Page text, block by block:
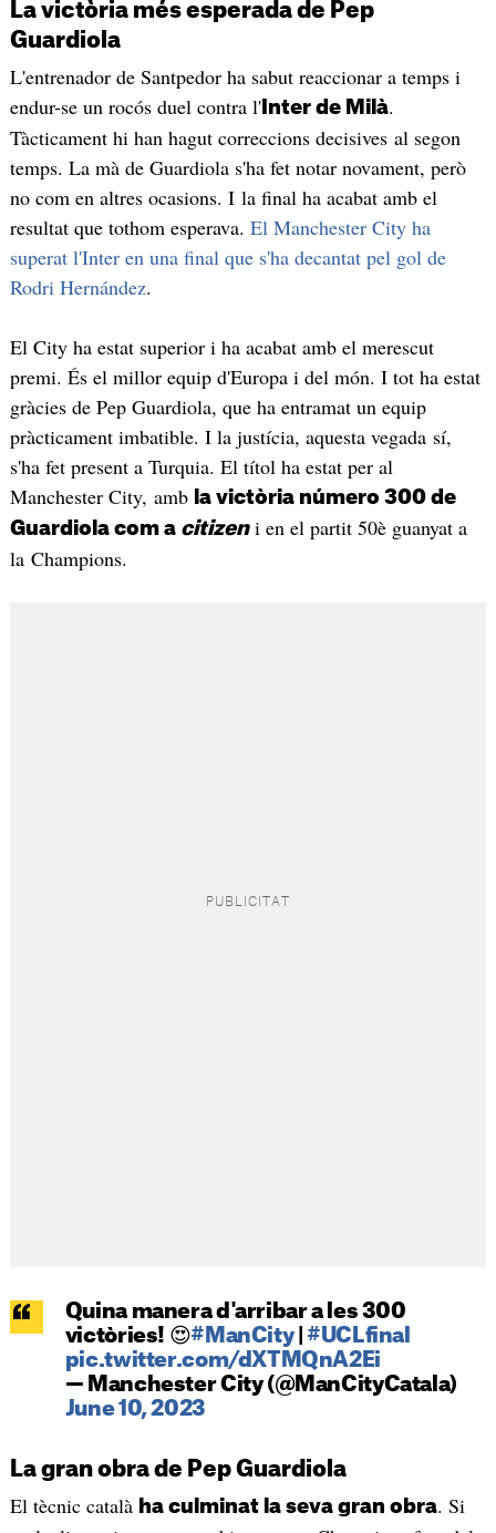
La victòria més esperada de Pep
Guardiola
L'entrenador de Santpedor ha sabut reaccionar a temps i
endur-se un rocós duel contra l'Inter de Milà.
Tàcticament hi han hagut correccions decisives al segon
temps. La mà de Guardiola s'ha fet notar novament, però
no com en altres ocasions. I la final ha acabat amb el
resultat que tothom esperava. El Manchester City ha
superat l'Inter en una final que s'ha decantat pel gol de
Rodri Hernández.
El City ha estat superior i ha acabat amb el merescut
premi. És el millor equip d'Europa i del món. I tot ha estat
gràcies de Pep Guardiola, que ha entramat un equip
pràcticament imbatible. I la justícia, aquesta vegada sí,
s'ha fet present a Turquia. El títol ha estat per al
Manchester City, amb la victòria número 300 de
Guardiola com a citizeni en el partit 50è guanyat a
la Champions.
Quina manera d'arribar a les 300
victòries! 😍#ManCity| #UCLfinal
pic.twitter.com/dXTMQnA2Ei
— Manchester City (@ManCityCatala)
June 10, 2023
La gran obra de Pep Guardiola
El tècnic català ha culminat la seva gran obra. Si